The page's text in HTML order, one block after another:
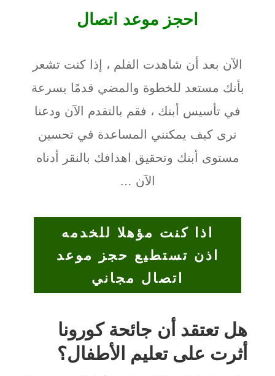
احجز موعد اتصال
الآن بعد أن شاهدت الفلم ، إذا كنت تشعر
بأنك مستعد للخطوة والمضي قدمًا بسرعة
في تأسيس أبنك ، فقم بالتقدم الآن ودعنا
نرى كيف يمكنني المساعدة في تحسين
مستوى أبنك وتحقيق اهدافك بالنقر أدناه
الآن …
اذا كنت مؤهلا للخدمه
اذن تستطيع حجز موعد
اتصال مجاني
هل تعتقد أن جائحة كورونا
أثرت على تعليم الأطفال؟